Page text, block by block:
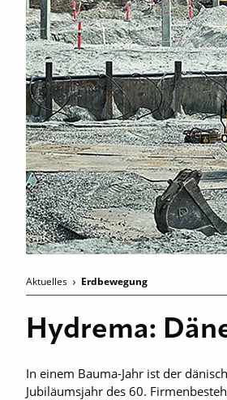
Aktuelles Erdbewegung
Hydrema:
In einem Bauma-Jahr ist der
Jubiläumsjahr des 60.